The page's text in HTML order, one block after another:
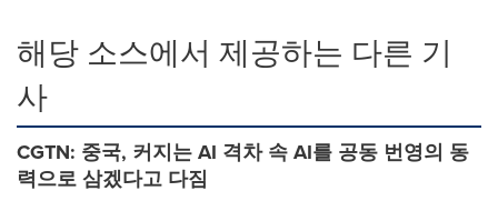
해당 소스에서 제공하는 다른 기
사
CGTN: 중국, 커지는 AI 격차 속 AI를 공동 번영의 동
력으로 삼겠다고 다짐